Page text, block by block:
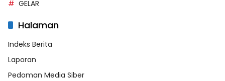
GELAR
Halaman
Indeks Berita
Laporan
Pedoman Media Siber